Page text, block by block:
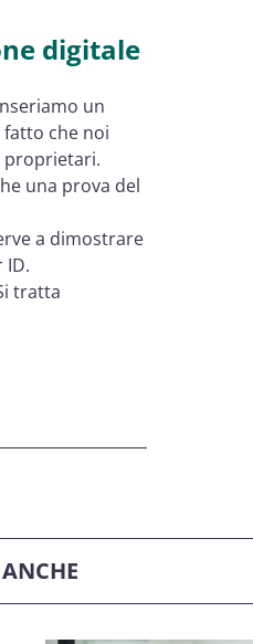
digitale
un
che noi
proprietari.
una prova del
a dimostrare
ID.
tratta